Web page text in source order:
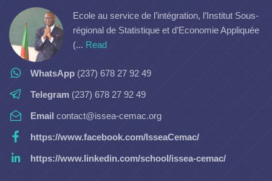
Ecole au service de l’intégration, l’Institut Sous-
régional de Statistique et d’Economie Appliquée
(... Read
WhatsApp (237) 678 27 92 49
Telegram (237) 678 27 92 49
Email contact@issea-cemac.org
https://www.facebook.com/IsseaCemac/
https://www.linkedin.com/school/issea-cemac/